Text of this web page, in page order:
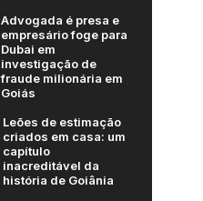
Advogada é presa e
empresário foge para
Dubai em
investigação de
fraude milionária em
Goiás
Leões de estimação
criados em casa: um
capítulo
inacreditável da
história de Goiânia